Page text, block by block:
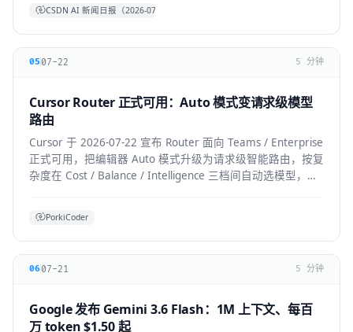
CSDN AI 新闻日报（2026-07-22）
05 07-22 5 分钟
Cursor Router 正式可用：Auto 模式变请求级模型
路由
Cursor 于 2026-07-22 宣布 Router 面向 Teams / Enterprise
正式可用，把编辑器 Auto 模式升级为请求级智能路由，按复
杂度在 Cost / Balance / Intelligence 三档间自动选模型，降
PorkiCoder
0607-21 5 分钟
Google 发布 Gemini 3.6 Flash：1M 上下文、每百
万 token $1.50 起